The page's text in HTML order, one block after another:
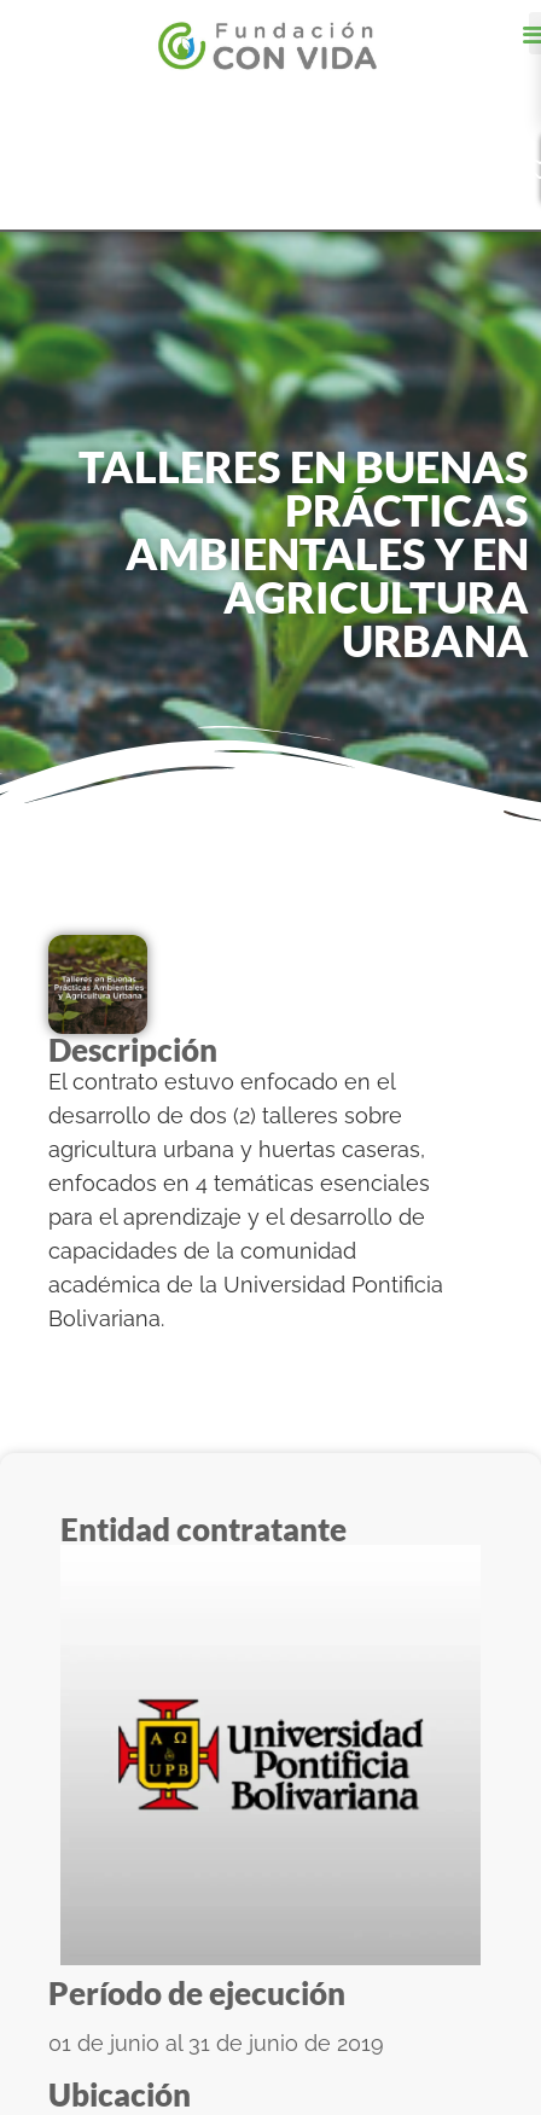
TALLERES EN BUENAS
PRÁCTICAS
AMBIENTALES Y EN
AGRICULTURA
URBANA
Descripción
El contrato estuvo enfocado en el
desarrollo de dos (2) talleres sobre
agricultura urbana y huertas caseras,
enfocados en 4 temáticas esenciales
para el aprendizaje y el desarrollo de
capacidades de la comunidad
académica de la Universidad Pontificia
Bolivariana.
Entidad contratante
Período de ejecución
01 de junio al 31 de junio de 2019
Ubicación